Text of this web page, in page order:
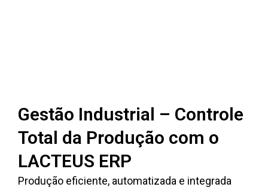
Gestão Industrial – Controle
Total da Produção com o
LACTEUS ERP
Produção eficiente, automatizada e integrada